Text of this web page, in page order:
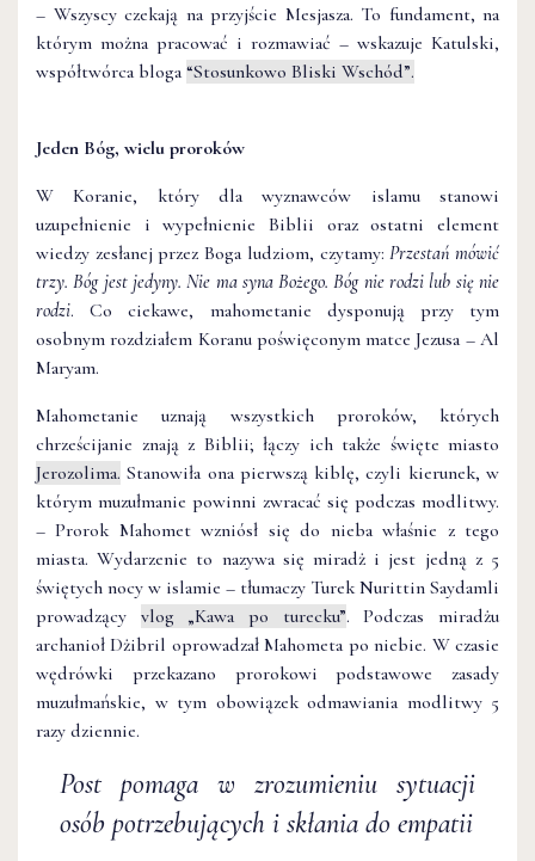
– Wszyscy czekają na przyjście Mesjasza. To fundament, na
którym można pracować i rozmawiać – wskazuje Katulski,
współtwórca bloga “Stosunkowo Bliski Wschód”.
Jeden Bóg, wielu proroków
W Koranie, który dla wyznawców islamu stanowi
uzupełnienie i wypełnienie Biblii oraz ostatni element
wiedzy zesłanej przez Boga ludziom, czytamy:Przestań mówić
trzy. Bóg jest jedyny. Nie ma syna Bożego. Bóg nie rodzi lub się nie
rodzi. Co ciekawe, mahometanie dysponują przy tym
osobnym rozdziałem Koranu poświęconym matce Jezusa – Al
Maryam.
Mahometanie uznają wszystkich proroków, których
chrześcijanie znają z Biblii; łączy ich także święte miasto
Jerozolima. Stanowiła ona pierwszą kiblę, czyli kierunek, w
którym muzułmanie powinni zwracać się podczas modlitwy.
– Prorok Mahomet wzniósł się do nieba właśnie z tego
miasta. Wydarzenie to nazywa się miradż i jest jedną z 5
świętych nocy w islamie – tłumaczy Turek Nurittin Saydamli
prowadzący vlog „Kawa po turecku”. Podczas miradżu
archanioł Dżibril oprowadzał Mahometa po niebie. W czasie
wędrówki przekazano prorokowi podstawowe zasady
muzułmańskie, w tym obowiązek odmawiania modlitwy 5
razy dziennie.
Post pomaga w zrozumieniu sytuacji
osób potrzebujących i skłania do empatii